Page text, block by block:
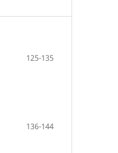
125-135
136-144